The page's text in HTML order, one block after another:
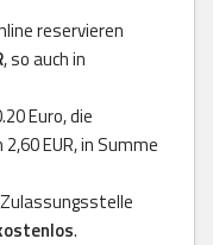
reservieren
, so auch in
Euro, die
EUR, in Summe
.